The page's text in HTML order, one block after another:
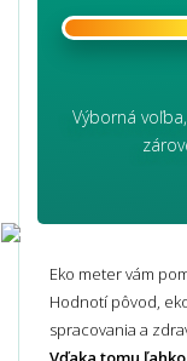
Výborná
Eko meter vám
Hodnotí pôvod,
spracovania a